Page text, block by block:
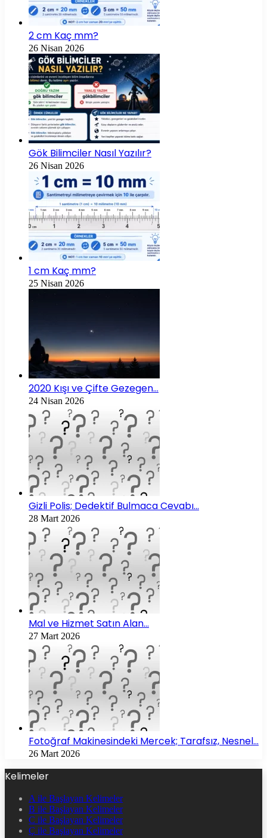
2 cm Kaç mm?
26 Nisan 2026
Gök Bilimciler Nasıl Yazılır?
26 Nisan 2026
1 cm Kaç mm?
25 Nisan 2026
2020 Kışı ve Çifte Gezegen…
24 Nisan 2026
Gizli Polis; Dedektif Bulmaca Cevabı…
28 Mart 2026
Mal ve Hizmet Satın Alan…
27 Mart 2026
Fotoğraf Makinesindeki Mercek; Tarafsız, Nesnel…
26 Mart 2026
Kelimeler
A ile Başlayan Kelimeler
B ile Başlayan Kelimeler
C ile Başlayan Kelimeler
Ç ile Başlayan Kelimeler